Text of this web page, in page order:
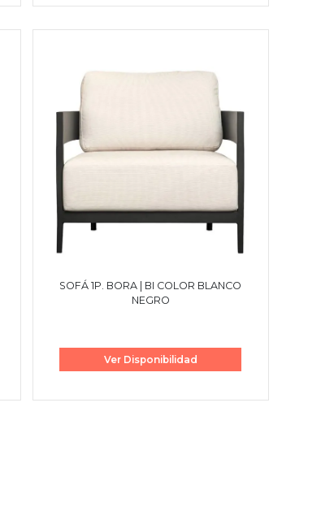
SOFÁ 1P. BORA | BI COLOR BLANCO
NEGRO
Ver Disponibilidad